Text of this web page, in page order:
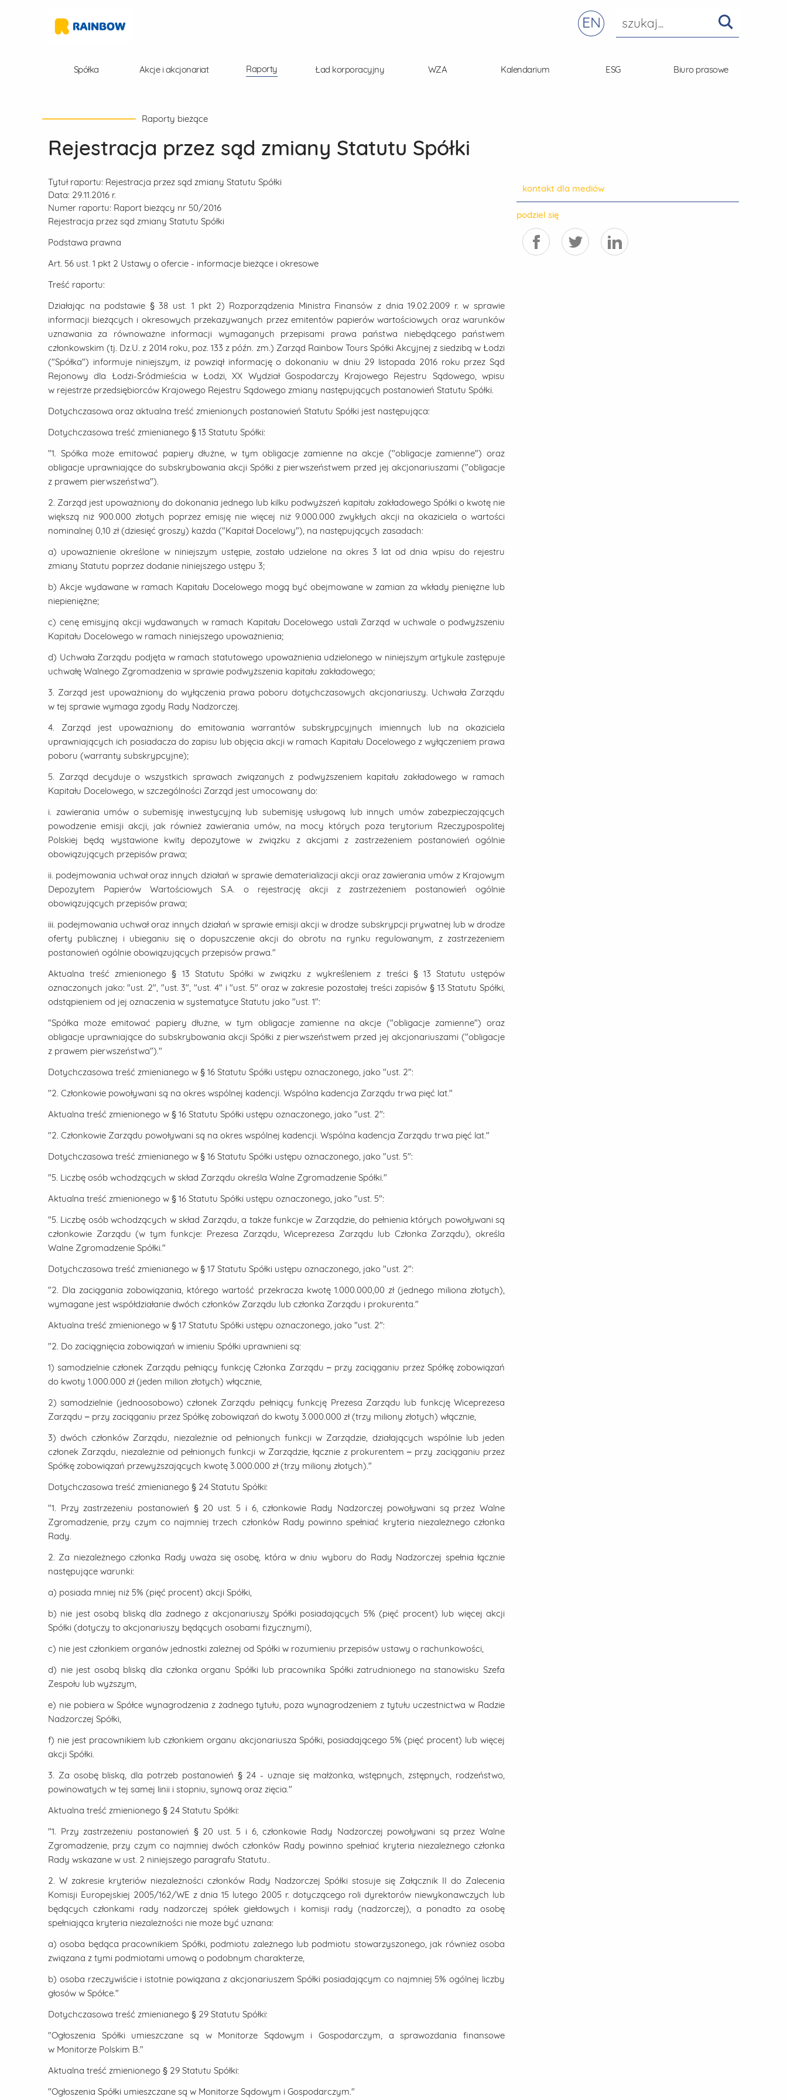
EN
Spółka Akcje i akcjonariat Raporty Ład korporacyjny WZA Kalendarium ESG Biuro prasowe
Raporty bieżące
Rejestracja przez sąd zmiany Statutu Spółki
Tytuł raportu: Rejestracja przez sąd zmiany Statutu Spółki
Data: 29.11.2016 r.
Numer raportu: Raport bieżący nr 50/2016
Rejestracja przez sąd zmiany Statutu Spółki
Podstawa prawna
Art. 56 ust. 1 pkt 2 Ustawy o ofercie - informacje bieżące i okresowe
Treść raportu:
Działając na podstawie § 38 ust. 1 pkt 2) Rozporządzenia Ministra Finansów z dnia 19.02.2009 r. w sprawie
informacji bieżących i okresowych przekazywanych przez emitentów papierów wartościowych oraz warunków
uznawania za równoważne informacji wymaganych przepisami prawa państwa niebędącego państwem
członkowskim (tj. Dz.U. z 2014 roku, poz. 133 z późn. zm.) Zarząd Rainbow Tours Spółki Akcyjnej z siedzibą w Łodzi
("Spółka") informuje niniejszym, iż powziął informację o dokonaniu w dniu 29 listopada 2016 roku przez Sąd
Rejonowy dla Łodzi-Śródmieścia w Łodzi, XX Wydział Gospodarczy Krajowego Rejestru Sądowego, wpisu
w rejestrze przedsiębiorców Krajowego Rejestru Sądowego zmiany następujących postanowień Statutu Spółki.
Dotychczasowa oraz aktualna treść zmienionych postanowień Statutu Spółki jest następująca:
Dotychczasowa treść zmienianego § 13 Statutu Spółki:
"1. Spółka może emitować papiery dłużne, w tym obligacje zamienne na akcje ("obligacje zamienne") oraz
obligacje uprawniające do subskrybowania akcji Spółki z pierwszeństwem przed jej akcjonariuszami ("obligacje
z prawem pierwszeństwa").
2. Zarząd jest upoważniony do dokonania jednego lub kilku podwyższeń kapitału zakładowego Spółki o kwotę nie
większą niż 900.000 złotych poprzez emisję nie więcej niż 9.000.000 zwykłych akcji na okaziciela o wartości
nominalnej 0,10 zł (dziesięć groszy) każda ("Kapitał Docelowy"), na następujących zasadach:
a) upoważnienie określone w niniejszym ustępie, zostało udzielone na okres 3 lat od dnia wpisu do rejestru
zmiany Statutu poprzez dodanie niniejszego ustępu 3;
b) Akcje wydawane w ramach Kapitału Docelowego mogą być obejmowane w zamian za wkłady pieniężne lub
niepieniężne;
c) cenę emisyjną akcji wydawanych w ramach Kapitału Docelowego ustali Zarząd w uchwale o podwyższeniu
Kapitału Docelowego w ramach niniejszego upoważnienia;
d) Uchwała Zarządu podjęta w ramach statutowego upoważnienia udzielonego w niniejszym artykule zastępuje
uchwałę Walnego Zgromadzenia w sprawie podwyższenia kapitału zakładowego;
3. Zarząd jest upoważniony do wyłączenia prawa poboru dotychczasowych akcjonariuszy. Uchwała Zarządu
w tej sprawie wymaga zgody Rady Nadzorczej.
4. Zarząd jest upoważniony do emitowania warrantów subskrypcyjnych imiennych lub na okaziciela
uprawniających ich posiadacza do zapisu lub objęcia akcji w ramach Kapitału Docelowego z wyłączeniem prawa
poboru (warranty subskrypcyjne);
5. Zarząd decyduje o wszystkich sprawach związanych z podwyższeniem kapitału zakładowego w ramach
Kapitału Docelowego, w szczególności Zarząd jest umocowany do:
i. zawierania umów o subemisję inwestycyjną lub subemisję usługową lub innych umów zabezpieczających
powodzenie emisji akcji, jak również zawierania umów, na mocy których poza terytorium Rzeczypospolitej
Polskiej będą wystawione kwity depozytowe w związku z akcjami z zastrzeżeniem postanowień ogólnie
obowiązujących przepisów prawa;
ii. podejmowania uchwał oraz innych działań w sprawie dematerializacji akcji oraz zawierania umów z Krajowym
Depozytem Papierów Wartościowych S.A. o rejestrację akcji z zastrzeżeniem postanowień ogólnie
obowiązujących przepisów prawa;
iii. podejmowania uchwał oraz innych działań w sprawie emisji akcji w drodze subskrypcji prywatnej lub w drodze
oferty publicznej i ubieganiu się o dopuszczenie akcji do obrotu na rynku regulowanym, z zastrzeżeniem
postanowień ogólnie obowiązujących przepisów prawa."
Aktualna treść zmienionego § 13 Statutu Spółki w związku z wykreśleniem z treści § 13 Statutu ustępów
oznaczonych jako: "ust. 2", "ust. 3", "ust. 4" i "ust. 5" oraz w zakresie pozostałej treści zapisów § 13 Statutu Spółki,
odstąpieniem od jej oznaczenia w systematyce Statutu jako "ust. 1":
"Spółka może emitować papiery dłużne, w tym obligacje zamienne na akcje ("obligacje zamienne") oraz
obligacje uprawniające do subskrybowania akcji Spółki z pierwszeństwem przed jej akcjonariuszami ("obligacje
z prawem pierwszeństwa")."
Dotychczasowa treść zmienianego w § 16 Statutu Spółki ustępu oznaczonego, jako "ust. 2":
"2. Członkowie powoływani są na okres wspólnej kadencji. Wspólna kadencja Zarządu trwa pięć lat."
Aktualna treść zmienionego w § 16 Statutu Spółki ustępu oznaczonego, jako "ust. 2":
"2. Członkowie Zarządu powoływani są na okres wspólnej kadencji. Wspólna kadencja Zarządu trwa pięć lat."
Dotychczasowa treść zmienianego w § 16 Statutu Spółki ustępu oznaczonego, jako "ust. 5":
"5. Liczbę osób wchodzących w skład Zarządu określa Walne Zgromadzenie Spółki."
Aktualna treść zmienionego w § 16 Statutu Spółki ustępu oznaczonego, jako "ust. 5":
"5. Liczbę osób wchodzących w skład Zarządu, a także funkcje w Zarządzie, do pełnienia których powoływani są
członkowie Zarządu (w tym funkcje: Prezesa Zarządu, Wiceprezesa Zarządu lub Członka Zarządu), określa
Walne Zgromadzenie Spółki."
Dotychczasowa treść zmienianego w § 17 Statutu Spółki ustępu oznaczonego, jako "ust. 2":
"2. Dla zaciągania zobowiązania, którego wartość przekracza kwotę 1.000.000,00 zł (jednego miliona złotych),
wymagane jest współdziałanie dwóch członków Zarządu lub członka Zarządu i prokurenta."
Aktualna treść zmienionego w § 17 Statutu Spółki ustępu oznaczonego, jako "ust. 2":
"2. Do zaciągnięcia zobowiązań w imieniu Spółki uprawnieni są:
1) samodzielnie członek Zarządu pełniący funkcję Członka Zarządu – przy zaciąganiu przez Spółkę zobowiązań
do kwoty 1.000.000 zł (jeden milion złotych) włącznie,
2) samodzielnie (jednoosobowo) członek Zarządu pełniący funkcję Prezesa Zarządu lub funkcję Wiceprezesa
Zarządu – przy zaciąganiu przez Spółkę zobowiązań do kwoty 3.000.000 zł (trzy miliony złotych) włącznie,
3) dwóch członków Zarządu, niezależnie od pełnionych funkcji w Zarządzie, działających wspólnie lub jeden
członek Zarządu, niezależnie od pełnionych funkcji w Zarządzie, łącznie z prokurentem – przy zaciąganiu przez
Spółkę zobowiązań przewyższających kwotę 3.000.000 zł (trzy miliony złotych)."
Dotychczasowa treść zmienianego § 24 Statutu Spółki:
"1. Przy zastrzeżeniu postanowień § 20 ust. 5 i 6, członkowie Rady Nadzorczej powoływani są przez Walne
Zgromadzenie, przy czym co najmniej trzech członków Rady powinno spełniać kryteria niezależnego członka
Rady.
2. Za niezależnego członka Rady uważa się osobę, która w dniu wyboru do Rady Nadzorczej spełnia łącznie
następujące warunki:
a) posiada mniej niż 5% (pięć procent) akcji Spółki,
b) nie jest osobą bliską dla żadnego z akcjonariuszy Spółki posiadających 5% (pięć procent) lub więcej akcji
Spółki (dotyczy to akcjonariuszy będących osobami fizycznymi),
c) nie jest członkiem organów jednostki zależnej od Spółki w rozumieniu przepisów ustawy o rachunkowości,
d) nie jest osobą bliską dla członka organu Spółki lub pracownika Spółki zatrudnionego na stanowisku Szefa
Zespołu lub wyższym,
e) nie pobiera w Spółce wynagrodzenia z żadnego tytułu, poza wynagrodzeniem z tytułu uczestnictwa w Radzie
Nadzorczej Spółki,
f) nie jest pracownikiem lub członkiem organu akcjonariusza Spółki, posiadającego 5% (pięć procent) lub więcej
akcji Spółki.
3. Za osobę bliską, dla potrzeb postanowień § 24 - uznaje się małżonka, wstępnych, zstępnych, rodzeństwo,
powinowatych w tej samej linii i stopniu, synową oraz zięcia."
Aktualna treść zmienionego § 24 Statutu Spółki:
"1. Przy zastrzeżeniu postanowień § 20 ust. 5 i 6, członkowie Rady Nadzorczej powoływani są przez Walne
Zgromadzenie, przy czym co najmniej dwóch członków Rady powinno spełniać kryteria niezależnego członka
Rady wskazane w ust. 2 niniejszego paragrafu Statutu..
2. W zakresie kryteriów niezależności członków Rady Nadzorczej Spółki stosuje się Załącznik II do Zalecenia
Komisji Europejskiej 2005/162/WE z dnia 15 lutego 2005 r. dotyczącego roli dyrektorów niewykonawczych lub
będących członkami rady nadzorczej spółek giełdowych i komisji rady (nadzorczej), a ponadto za osobę
spełniająca kryteria niezależności nie może być uznana:
a) osoba będąca pracownikiem Spółki, podmiotu zależnego lub podmiotu stowarzyszonego, jak również osoba
związana z tymi podmiotami umową o podobnym charakterze,
b) osoba rzeczywiście i istotnie powiązana z akcjonariuszem Spółki posiadającym co najmniej 5% ogólnej liczby
głosów w Spółce."
Dotychczasowa treść zmienianego § 29 Statutu Spółki:
"Ogłoszenia Spółki umieszczane są w Monitorze Sądowym i Gospodarczym, a sprawozdania finansowe
w Monitorze Polskim B."
Aktualna treść zmienionego § 29 Statutu Spółki:
"Ogłoszenia Spółki umieszczane są w Monitorze Sądowym i Gospodarczym."
kontakt dla mediów
podziel się